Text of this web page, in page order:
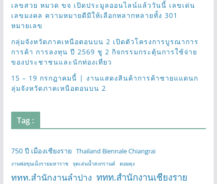
เลขสวย หมวด ขจ เปิดประมูลออนไลน์แล้ววันนี้ เลขเด่น
เลขมงคล ความหมายดีมีให้เลือกหลากหลายทั้ง 301
หมายเลข
กลุ่มจังหวัดภาคเหนือตอนบน 2 เปิดตัวโครงการบูรณาการ
การค้า การลงทุน ปี 2569 ชู 2 กิจกรรมกระตุ้นการใช้จ่าย
ของประชาชนและนักท่องเที่ยว
15 – 19 กรกฎาคมนี้ | งานแสดงสินค้าการค้าชายแแดนก
ลุ่มจังหวัดภาคเหนือตอนบน 2
Tag :
750 ปี เมืองเชียงราย Thailand Biennale Chiangrai
งานพ่อขุนเม็งรายมหาราช จุดเล่นน้ำสงกรานต์ ดอยตุง
ททท.สำนักงานลำปาง ททท.สำนักงานเชียงราย